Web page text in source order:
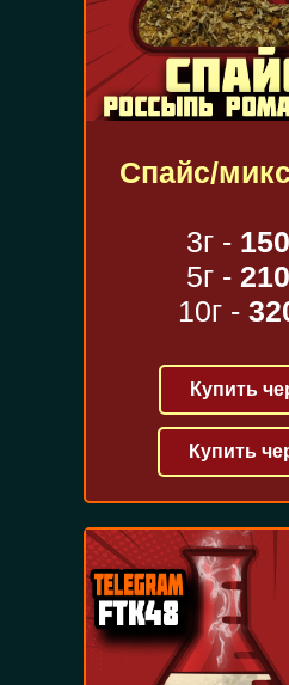
Спайс/
3г -
5г -
10г -
Купить
Купить